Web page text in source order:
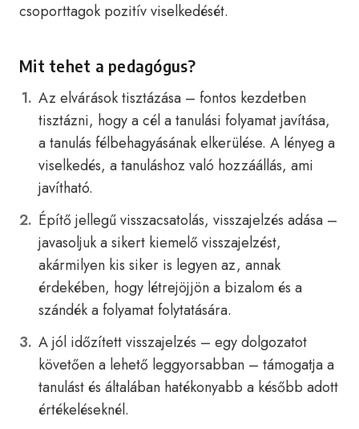
csoporttagok pozitív viselkedését.
Mit tehet a pedagógus?
Az elvárások tisztázása – fontos kezdetben
tisztázni, hogy a cél a tanulási folyamat javítása,
a tanulás félbehagyásának elkerülése. A lényeg a
viselkedés, a tanuláshoz való hozzáállás, ami
javítható.
Építő jellegű visszacsatolás, visszajelzés adása –
javasoljuk a sikert kiemelő visszajelzést,
akármilyen kis siker is legyen az, annak
érdekében, hogy létrejöjjön a bizalom és a
szándék a folyamat folytatására.
A jól időzített visszajelzés – egy dolgozatot
követően a lehető leggyorsabban – támogatja a
tanulást és általában hatékonyabb a később adott
értékeléseknél.